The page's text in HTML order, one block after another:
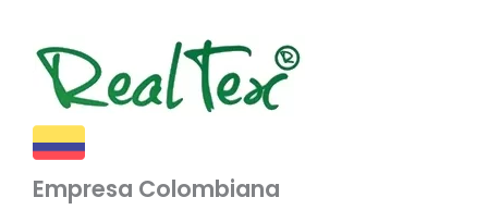
Empresa Colombiana